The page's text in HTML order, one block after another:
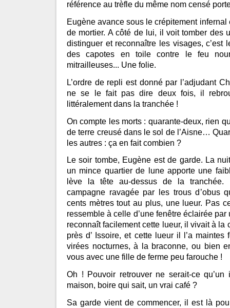
référence au trèfle du même nom censé
Eugène avance sous le crépitement
de mortier. A côté de lui, il voit tomber des
distinguer et reconnaître les visages, c’est
des capotes en toile contre le feu
mitrailleuses... Une folie.
L’ordre de repli est donné par l’adjudant
ne se le fait pas dire deux fois, il
littéralement dans la tranchée !
On compte les morts : quarante-deux, rien
de terre creusé dans le sol de l’Aisne…
les autres : ça en fait combien ?
Le soir tombe, Eugène est de garde. La
un mince quartier de lune apporte une
lève la tête au-dessus de la
campagne ravagée par les trous d’obus
cents mètres tout au plus, une lueur. Pas
ressemble à celle d’une fenêtre éclairée
reconnaît facilement cette lueur, il vivait à la
près d’ Issoire, et cette lueur il l’a
virées nocturnes, à la braconne, ou bien
vous avec une fille de ferme peu farouche !
Oh ! Pouvoir retrouver ne serait-ce qu’un
maison, boire qui sait, un vrai café ?
Sa garde vient de commencer, il est là